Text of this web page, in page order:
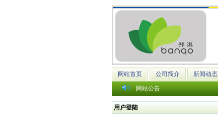
网站首页 公司简介 新闻动态
网站公告
用户登陆